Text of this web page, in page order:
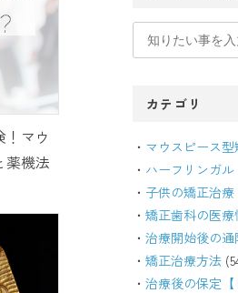
マウ
薬機法
カテゴリ
マウスピース
ハーフリンガル
子供の矯正治療
矯正歯科の医療
治療開始後の通
矯正治療方法
治療後の保定【